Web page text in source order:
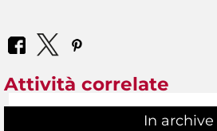
Attività correlate
In archive